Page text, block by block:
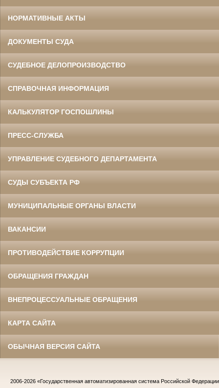
НОРМАТИВНЫЕ АКТЫ
ДОКУМЕНТЫ СУДА
СУДЕБНОЕ ДЕЛОПРОИЗВОДСТВО
СПРАВОЧНАЯ ИНФОРМАЦИЯ
КАЛЬКУЛЯТОР ГОСПОШЛИНЫ
ПРЕСС-СЛУЖБА
УПРАВЛЕНИЕ СУДЕБНОГО ДЕПАРТАМЕНТА
СУДЫ СУБЪЕКТА РФ
МУНИЦИПАЛЬНЫЕ ОРГАНЫ ВЛАСТИ
ВАКАНСИИ
ПРОТИВОДЕЙСТВИЕ КОРРУПЦИИ
ОБРАЩЕНИЯ ГРАЖДАН
ВНЕПРОЦЕССУАЛЬНЫЕ ОБРАЩЕНИЯ
КАРТА САЙТА
ОБЫЧНАЯ ВЕРСИЯ САЙТА
2006-2026 «Государственная автоматизированная система Российской